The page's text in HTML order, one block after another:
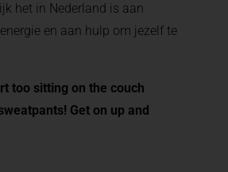
het in Nederland is aan
en aan hulp om jezelf te
too sitting on the couch
Get on up and